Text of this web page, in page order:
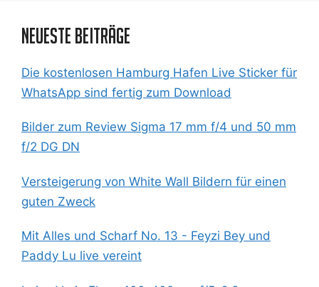
Neueste Beiträge
Die kostenlosen Hamburg Hafen Live Sticker für
WhatsApp sind fertig zum Download
Bilder zum Review Sigma 17 mm f/4 und 50 mm
f/2 DG DN
Versteigerung von White Wall Bildern für einen
guten Zweck
Mit Alles und Scharf No. 13 - Feyzi Bey und
Paddy Lu live vereint